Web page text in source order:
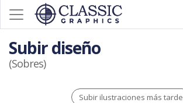
Subir diseño
(Sobres)
Subir ilustraciones más tarde